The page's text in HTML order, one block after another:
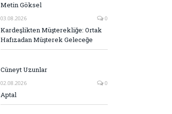
Metin Göksel
03.08.2026 0
Kardeşlikten Müşterekliğe: Ortak
Hafızadan Müşterek Geleceğe
Cüneyt Uzunlar
02.08.2026 0
Aptal